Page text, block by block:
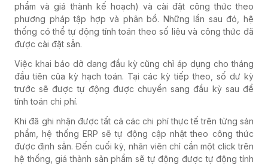
phẩm và giá thành kế hoạch) và cài đặt công thức theo
phương pháp tập hợp và phân bổ. Những lần sau đó, hệ
thống có thể tự động tính toán theo số liệu và công thức đã
được cài đặt sẵn.
Việc khai báo dở dang đầu kỳ cũng chỉ áp dụng cho tháng
đầu tiên của kỳ hạch toán. Tại các kỳ tiếp theo, số dư kỳ
trước sẽ được tự động được chuyển sang đầu kỳ sau để
tính toán chi phí.
Khi đã ghi nhận được tất cả các chi phí thực tế trên từng sản
phẩm, hệ thống ERP sẽ tự động cập nhật theo công thức
được định sẵn. Đến cuối kỳ, nhân viên chỉ cần một click trên
hệ thống, giá thành sản phẩm sẽ tự động được tự động tính